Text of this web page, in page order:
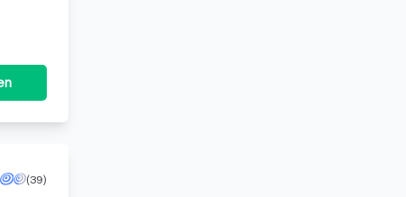
(39)